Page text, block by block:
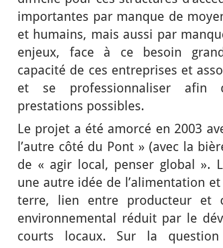
importantes par manque de
et humains, mais aussi par
enjeux, face à ce besoin
capacité de ces entreprises et
et se professionnaliser afin
prestations possibles.
Le projet a été amorcé en 2003
l’autre côté du Pont » (avec la
de « agir local, penser global ».
une autre idée de l’alimentation
terre, lien entre producteur et
environnemental réduit par le
courts locaux. Sur la